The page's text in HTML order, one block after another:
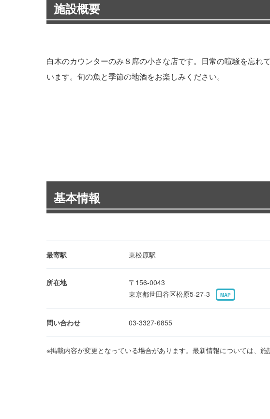
施設概要
白木のカウンターのみ８席の小さな店です。日常の喧騒を忘
います。旬の魚と季節の地酒をお楽しみください。
基本情報
最寄駅 東松原駅
所在地
〒156-0043
東京都世田谷区松原5-27-3
MAP
問い合わせ 03-3327-6855
※掲載内容が変更となっている場合があります。最新情報については、施